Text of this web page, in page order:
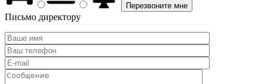
Письмо директору